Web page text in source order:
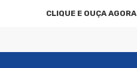
CLIQUE E OUÇA AGORA |